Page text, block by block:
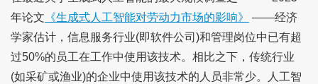
年论文 《生成式人工智能对劳动力市场的影响》
——经济
学家估计，信息服务行业(即软件公司)和管理岗位中已有超
过50%的员工在工作中使用该技术。相比之下，传统行业
(如采矿或渔业)的企业中使用该技术的人员非常少。人工智